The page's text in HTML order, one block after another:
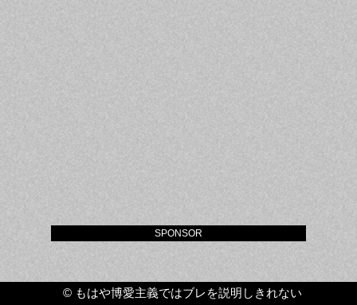
© もはや博愛主義ではブレを説明しきれない
SPONSOR